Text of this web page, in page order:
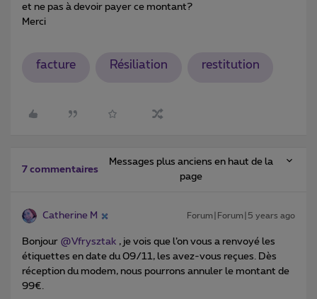
et ne pas à devoir payer ce montant?
Merci
facture Résiliation restitution
7 commentaires
Messages plus anciens en haut de la
page
Catherine M Forum|Forum|5 years ago
Bonjour @Vfrysztak , je vois que l’on vous a renvoyé les
étiquettes en date du 09/11, les avez-vous reçues. Dès
réception du modem, nous pourrons annuler le montant de
99€.